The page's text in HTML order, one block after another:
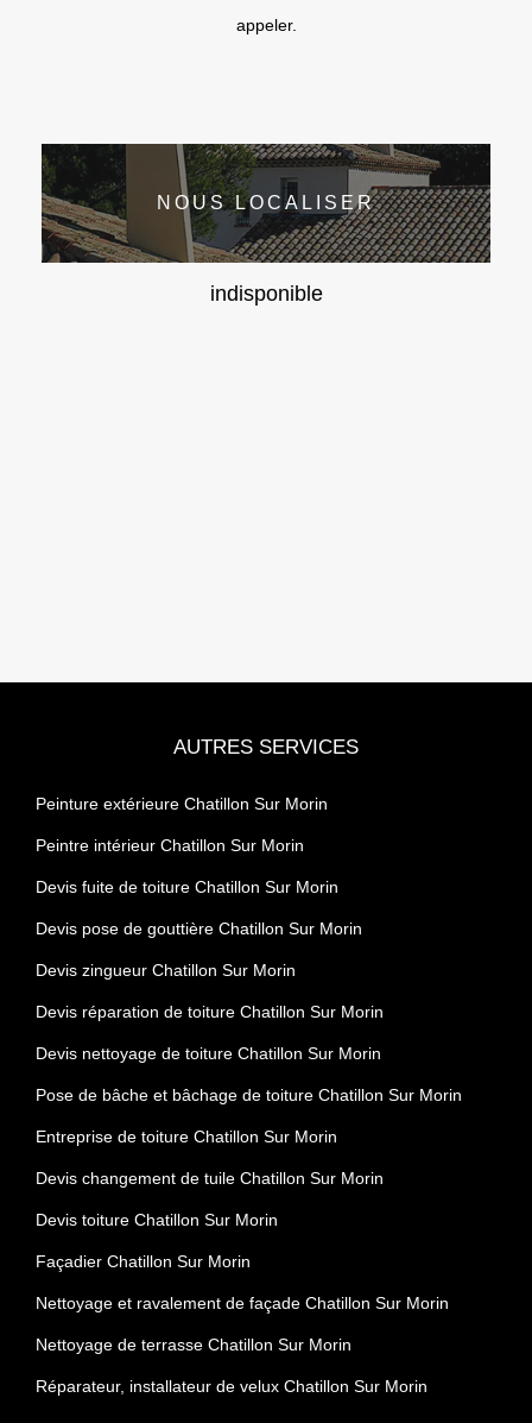
appeler.
NOUS LOCALISER
indisponible
AUTRES SERVICES
Peinture extérieure Chatillon Sur Morin
Peintre intérieur Chatillon Sur Morin
Devis fuite de toiture Chatillon Sur Morin
Devis pose de gouttière Chatillon Sur Morin
Devis zingueur Chatillon Sur Morin
Devis réparation de toiture Chatillon Sur Morin
Devis nettoyage de toiture Chatillon Sur Morin
Pose de bâche et bâchage de toiture Chatillon Sur Morin
Entreprise de toiture Chatillon Sur Morin
Devis changement de tuile Chatillon Sur Morin
Devis toiture Chatillon Sur Morin
Façadier Chatillon Sur Morin
Nettoyage et ravalement de façade Chatillon Sur Morin
Nettoyage de terrasse Chatillon Sur Morin
Réparateur, installateur de velux Chatillon Sur Morin